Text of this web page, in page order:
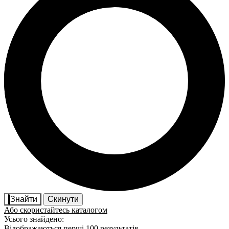
Знайти
Скинути
Або скористайтесь каталогом
Усього знайдено: